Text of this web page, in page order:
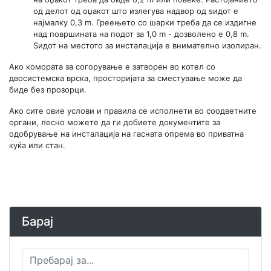
од делот од оџакот што излегува надвор од ѕидот е
најмалку 0,3 m. Греењето со шарки треба да се издигне
над површината на подот за 1,0 m - дозволено е 0,8 m.
Ѕидот на местото за инсталација е внимателно изолиран.
Ако комората за согорување е затворен во котел со
двосистемска врска, просторијата за сместување може да
биде без прозорци.
Ако сите овие услови и правила се исполнети во соодветните
органи, лесно можете да ги добиете документите за
одобрување на инсталација на гасната опрема во приватна
куќа или стан.
Барај